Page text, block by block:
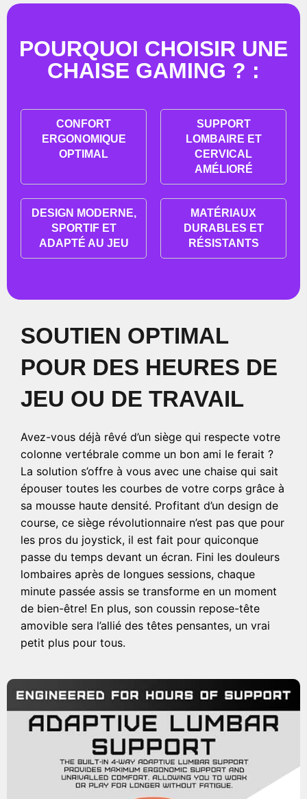
POURQUOI CHOISIR UNE
CHAISE GAMING ? :
CONFORT
ERGONOMIQUE
OPTIMAL
SUPPORT
LOMBAIRE ET
CERVICAL
AMÉLIORÉ
DESIGN MODERNE,
SPORTIF ET
ADAPTÉ AU JEU
MATÉRIAUX
DURABLES ET
RÉSISTANTS
SOUTIEN OPTIMAL
POUR DES HEURES DE
JEU OU DE TRAVAIL
Avez-vous déjà rêvé d’un siège qui respecte votre
colonne vertébrale comme un bon ami le ferait ?
La solution s’offre à vous avec une chaise qui sait
épouser toutes les courbes de votre corps grâce à
sa mousse haute densité. Profitant d’un design de
course, ce siège révolutionnaire n’est pas que pour
les pros du joystick, il est fait pour quiconque
passe du temps devant un écran. Fini les douleurs
lombaires après de longues sessions, chaque
minute passée assis se transforme en un moment
de bien-être! En plus, son coussin repose-tête
amovible sera l’allié des têtes pensantes, un vrai
petit plus pour tous.